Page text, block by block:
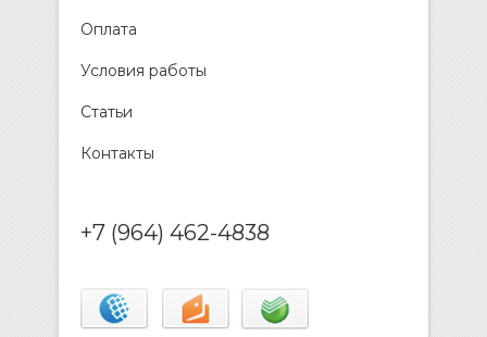
Оплата
Условия работы
Статьи
Контакты
+7 (964) 462-4838